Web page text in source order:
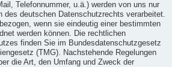
Telefonnummer, u.ä.) werden von uns nur
des deutschen Datenschutzrechts verarbeitet.
wenn sie eindeutig einer bestimmten
werden können. Die rechtlichen
finden Sie im Bundesdatenschutzgesetz
(TMG). Nachstehende Regelungen
die Art, den Umfang und Zweck der